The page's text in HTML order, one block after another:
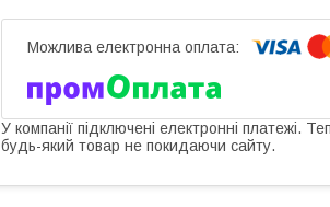
У компанії підключені електронні платежі.
будь-який товар не покидаючи сайту.